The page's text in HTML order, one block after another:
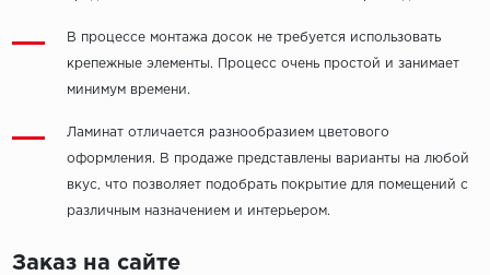
В процессе монтажа досок не требуется использовать
крепежные элементы. Процесс очень простой и занимает
минимум времени.
Ламинат отличается разнообразием цветового
оформления. В продаже представлены варианты на любой
вкус, что позволяет подобрать покрытие для помещений с
различным назначением и интерьером.
Заказ на сайте